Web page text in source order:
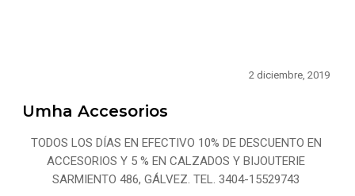
2 diciembre, 2019
Umha Accesorios
TODOS LOS DÍAS EN EFECTIVO 10% DE DESCUENTO EN
ACCESORIOS Y 5 % EN CALZADOS Y BIJOUTERIE
SARMIENTO 486, GÁLVEZ. TEL. 3404-15529743